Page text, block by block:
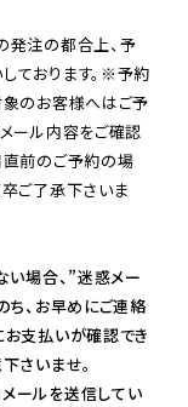
注の都合上、予
ております。※予約
象のお客様へはご予
ール内容をご確認
直前のご予約の場
ご了承下さいま
い場合、”迷惑メー
ち、お早めにご連絡
お支払いが確認でき
さいませ。
ールを送信してい